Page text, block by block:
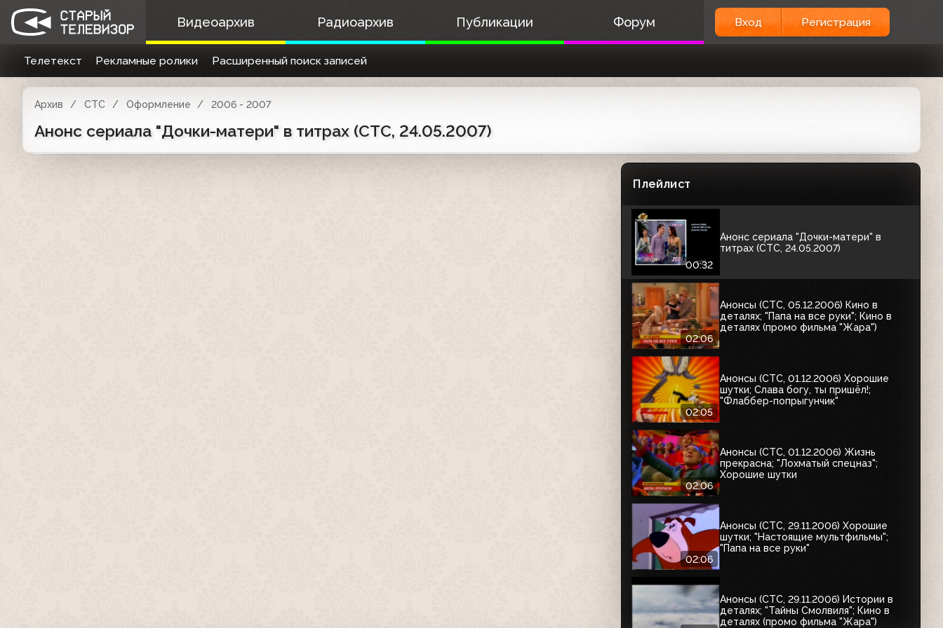
Видеоархив Радиоархив Публикации Форум Вход Регистрация
Телетекст Рекламные ролики Расширенный поиск записей
Архив СТС Оформление 2006 - 2007
Анонс сериала "Дочки-матери" в титрах (СТС, 24.05.2007)
Плейлист
00:14
Межпрограммные заставки (СТС,
27.12.2006)
Анонс фильма "Грязные танцы" (СТС,
02:05
Анонсы (СТС, 05.12.2006) "Кино в
00:32
Анонс сериала "Дочки-матери" в
титрах (СТС, 24.05.2007)
02:06
Анонсы (СТС, 05.12.2006) Кино в
деталях; "Папа на все руки"; Кино в
деталях (промо фильма "Жара")
02:05
Анонсы (СТС, 01.12.2006) Хорошие
шутки; Слава богу, ты пришёл!;
"Флаббер-попрыгунчик"
02:06
Анонсы (СТС, 01.12.2006) Жизнь
прекрасна; "Лохматый спецназ";
Хорошие шутки
02:06
Анонсы (СТС, 29.11.2006) Хорошие
шутки; "Настоящие мультфильмы";
"Папа на все руки"
Анонсы (СТС, 29.11.2006) Истории в
деталях; "Тайны Смолвиля"; Кино в
деталях (промо фильма "Жара")